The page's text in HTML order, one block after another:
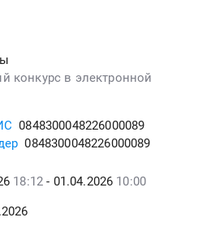
конкурс в электронной
0848300048226000089
0848300048226000089
18:12 - 01.04.2026 10:00